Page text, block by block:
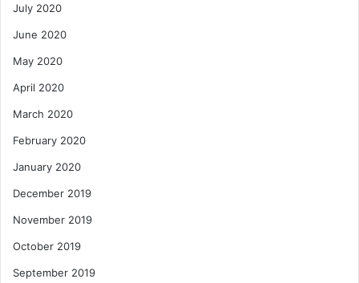
July 2020
June 2020
May 2020
April 2020
March 2020
February 2020
January 2020
December 2019
November 2019
October 2019
September 2019